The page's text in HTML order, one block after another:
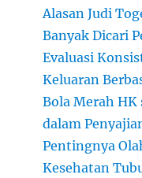
Alasan Judi
Banyak Dicari
Evaluasi
Keluaran
Bola Merah HK
dalam
Pentingnya
Kesehatan